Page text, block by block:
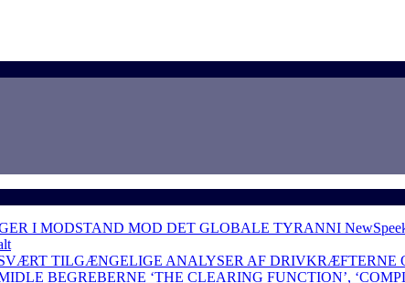
I MODSTAND MOD DET GLOBALE TYRANNI
TILGÆNGELIGE ANALYSER AF
BEGREBERNE ‘THE CLEARING FUNCTION’,